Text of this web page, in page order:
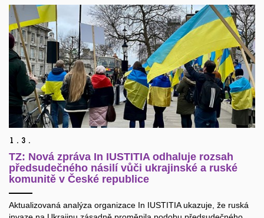
1. 3.
TZ: Nová zpráva In IUSTITIA odhaluje rozsah
předsudečného násilí vůči ukrajinské a ruské
komunitě v České republice
Aktualizovaná analýza organizace In IUSTITIA ukazuje, že ruská